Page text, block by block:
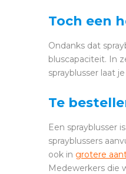
Toch een
Ondanks dat
bluscapaciteit. In
sprayblusser laat
Te
Een sprayblusser
sprayblussers
ook in grotere
Medewerkers die